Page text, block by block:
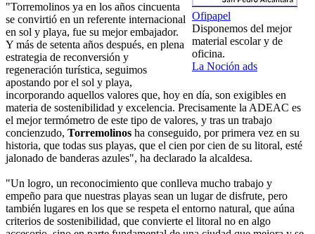
Ofipapel
Disponemos del mejor
material escolar y de
oficina.
La Noción ads
"Torremolinos ya en los años cincuenta
se convirtió en un referente internacional
en sol y playa, fue su mejor embajador.
Y más de setenta años después, en plena
estrategia de reconversión y
regeneración turística, seguimos
apostando por el sol y playa,
incorporando aquellos valores que, hoy en día, son exigibles en
materia de sostenibilidad y excelencia. Precisamente la ADEAC es
el mejor termómetro de este tipo de valores, y tras un trabajo
concienzudo, Torremolinos ha conseguido, por primera vez en su
historia, que todas sus playas, que el cien por cien de su litoral, esté
jalonado de banderas azules", ha declarado la alcaldesa.
"Un logro, un reconocimiento que conlleva mucho trabajo y
empeño para que nuestras playas sean un lugar de disfrute, pero
también lugares en los que se respeta el entorno natural, que aúna
criterios de sostenibilidad, que convierte el litoral no en algo